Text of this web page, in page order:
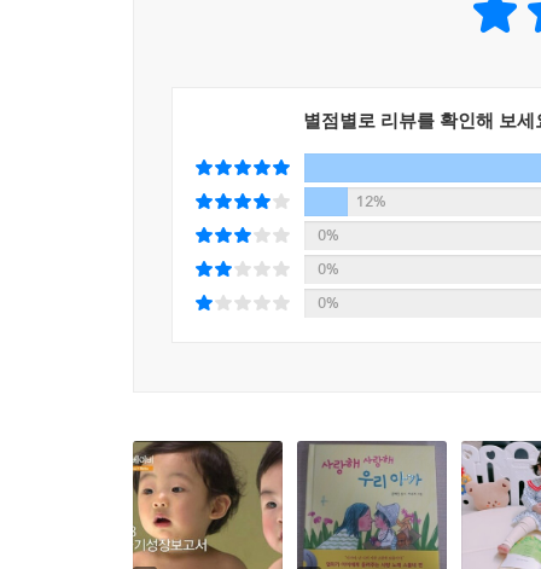
먹이고, 씻기고, 안아 주고, 함께 놀면서 했던
엄마가 읽어 주는 동시를 통해 사랑을 전해 받은
일상과 다양한 놀이, 사랑 표현을 접하면서 양
동시집으로도 안성맞춤이다.
■ 다양한 의성어, 의태어로 언어 감각을 키워 주는
별점별로 리뷰를 확인해 보세
12%
0%
0%
0%